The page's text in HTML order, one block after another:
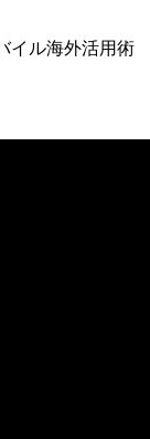
イル海外活用術